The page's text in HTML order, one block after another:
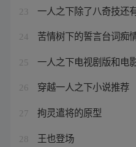
23 一人之下除了八奇技还
24 苦情树下的誓言台词痴
25 一人之下电视剧版和电
26 穿越一人之下小说推荐
27 拘灵遣将的原型
28 王也登场